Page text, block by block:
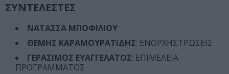
ΣΥΝΤΕΛΕΣΤΕΣ
ΝΑΤΑΣΣΑ ΜΠΟΦΙΛΙΟΥ
ΘΕΜΗΣ ΚΑΡΑΜΟΥΡΑΤΙΔΗΣ: ΕΝΟΡΧΗΣΤΡΩΣΕΙΣ
ΓΕΡΑΣΙΜΟΣ ΕΥΑΓΓΕΛΑΤΟΣ: ΕΠΙΜΕΛΕΙΑ
ΠΡΟΓΡΑΜΜΑΤΟΣ